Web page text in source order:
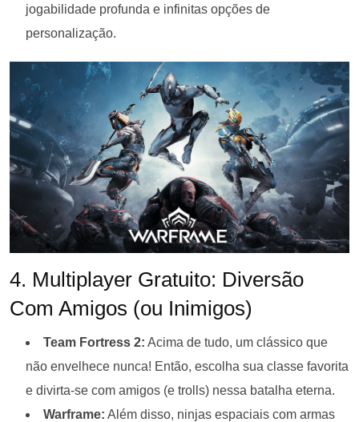
jogabilidade profunda e infinitas opções de
personalização.
4. Multiplayer Gratuito: Diversão
Com Amigos (ou Inimigos)
Team Fortress 2: Acima de tudo, um clássico que
não envelhece nunca! Então, escolha sua classe favorita
e divirta-se com amigos (e trolls) nessa batalha eterna.
Warframe: Além disso, ninjas espaciais com armas